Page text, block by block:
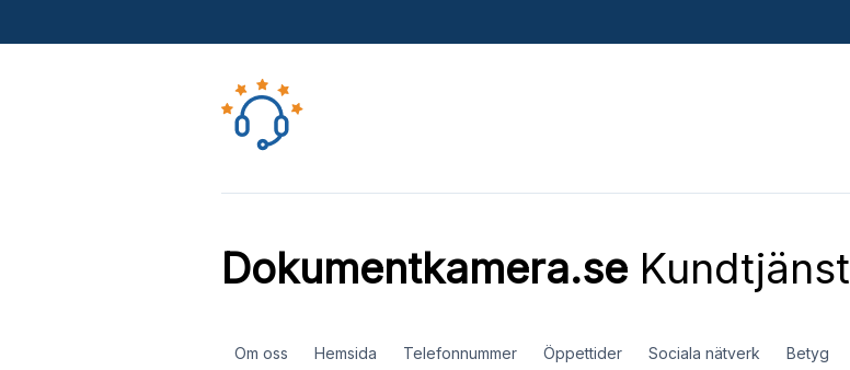
Dokumentkamera.seKundtjänst
Om oss Hemsida Telefonnummer Öppettider Sociala nätverk Betyg